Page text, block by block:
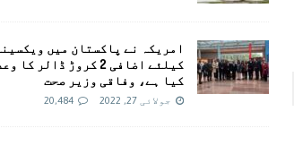
امريکہ نے پاکستان میں
کیلئے اضافی 2 کروڑ ڈالر کا
کیا ہے، وفاقی وزیر صحت
جولائی 27, 2022 20,484